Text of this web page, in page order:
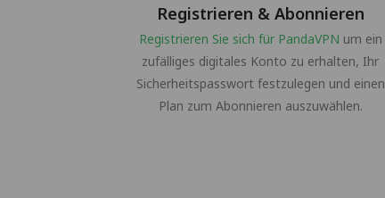
Registrieren & Abonnieren
Registrieren Sie sich für PandaVPN um ein
zufälliges digitales Konto zu erhalten, Ihr
Sicherheitspasswort festzulegen und einen
Plan zum Abonnieren auszuwählen.